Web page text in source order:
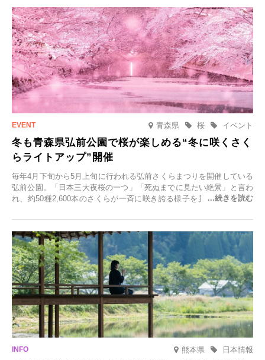
青森県 イベント
桜
冬も青森県弘前公園で桜が楽しめる“冬に咲くさく
らライトアップ”開催
毎年4月下旬から5月上旬に行われる弘前さくらまつりを開催している
弘前公園。「日本三大夜桜の一つ」「死ぬまでに見たい絶景」と言わ
れ、約50種2,600本のさくらが一斉に咲き誇る様子を見に、世界中か
日(月)～2026年2月28日(土)の期間、「冬に咲くさくらライトアップ」
を開催します。
熊本県 日本情報